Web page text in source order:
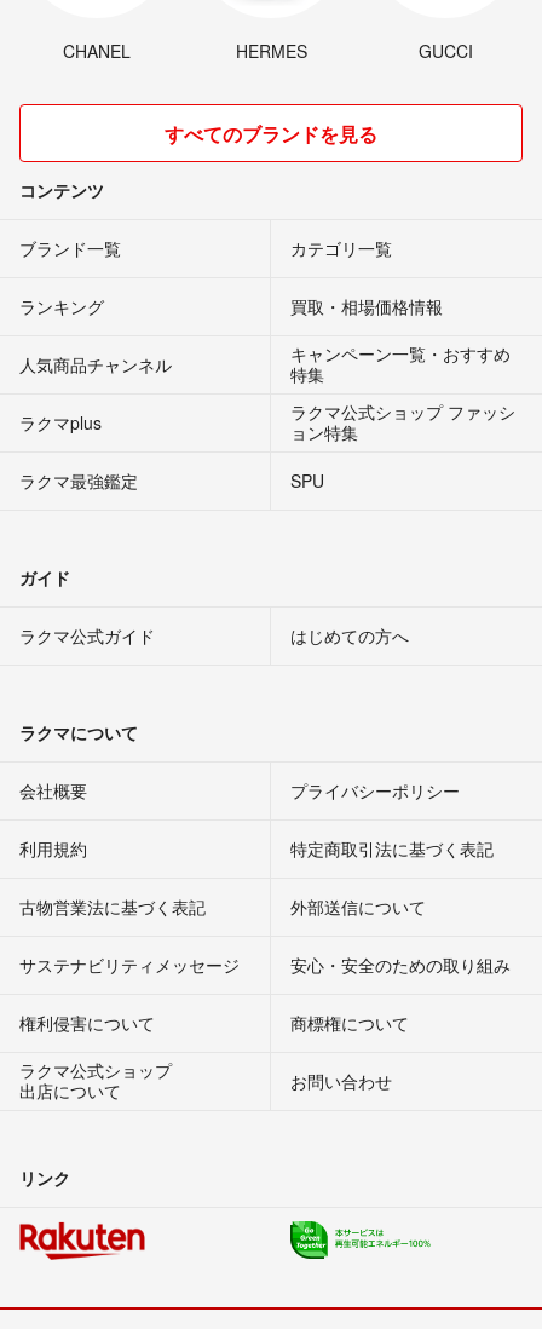
CHANEL HERMES GUCCI
すべてのブランドを見る
コンテンツ
ブランド一覧 カテゴリ一覧
ランキング 買取・相場価格情報
人気商品チャンネル
キャンペーン一覧・おすすめ
特集
ラクマplus
ラクマ公式ショップ ファッシ
ョン特集
ラクマ最強鑑定
SPU
ガイド
ラクマ公式ガイド はじめての方へ
ラクマについて
会社概要 プライバシーポリシー
利用規約 特定商取引法に基づく表記
古物営業法に基づく表記 外部送信について
サステナビリティメッセージ 安心・安全のための取り組み
権利侵害について
商標権について
ラクマ公式ショップ
出店について
お問い合わせ
リンク